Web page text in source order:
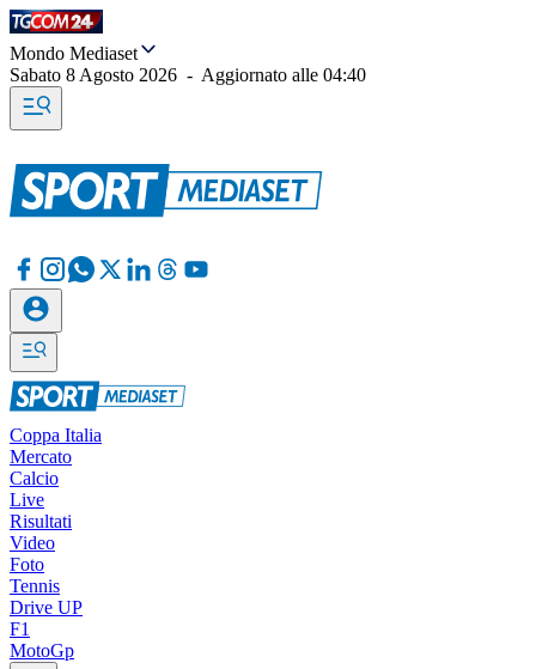
Mondo Mediaset
Sabato 8 Agosto 2026 - Aggiornato alle 04:40
Coppa Italia
Mercato
Calcio
Live
Risultati
Video
Foto
Tennis
Drive UP
F1
MotoGp